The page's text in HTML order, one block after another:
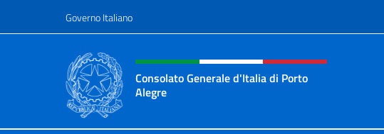
Governo Italiano
Intestazione sito, social e menù
Consolato Generale d'Italia di Porto
Alegre